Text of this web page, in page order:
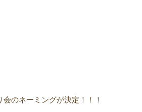
のネーミングが決定！！！